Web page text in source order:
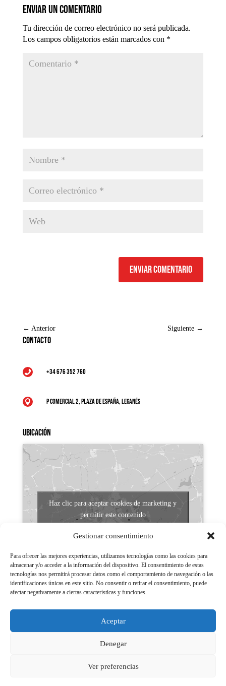
Gestionar consentimiento
Para ofrecer las mejores experiencias, utilizamos tecnologías como las cookies para
almacenar y/o acceder a la información del dispositivo. El consentimiento de estas
tecnologías nos permitirá procesar datos como el comportamiento de navegación o las
identificaciones únicas en este sitio. No consentir o retirar el consentimiento, puede
afectar negativamente a ciertas características y funciones.
Aceptar
Denegar
Ver preferencias
Enviar un comentario
Tu dirección de correo electrónico no será publicada.
Los campos obligatorios están marcados con *
Enviar comentario
← Anterior Siguiente →
Contacto
 +34 676 352 760
 P Comercial 2, Plaza de España, Leganés
Ubicación
Haz clic para aceptar cookies de marketing y
permitir este contenido
Aviso legal